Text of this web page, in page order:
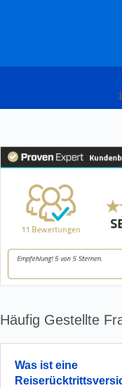
Häufig Gestellte
Was ist eine